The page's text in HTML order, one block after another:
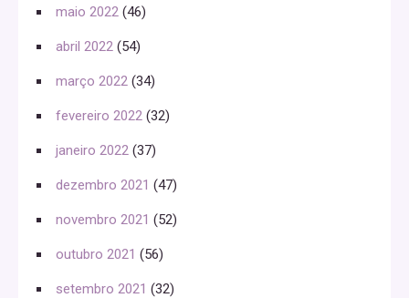
maio 2022 (46)
abril 2022 (54)
março 2022 (34)
fevereiro 2022 (32)
janeiro 2022 (37)
dezembro 2021 (47)
novembro 2021 (52)
outubro 2021 (56)
setembro 2021 (32)